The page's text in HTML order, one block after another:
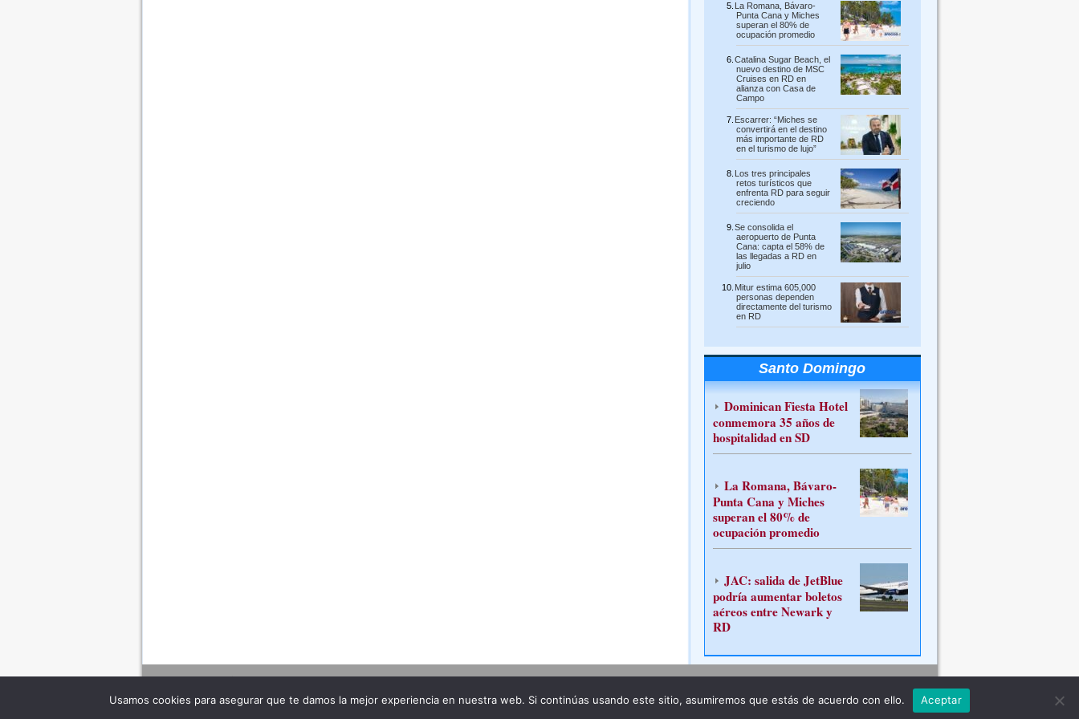
La Romana, Bávaro-
Punta Cana y Miches
superan el 80% de
ocupación promedio
Catalina Sugar Beach, el
nuevo destino de MSC
Cruises en RD en
alianza con Casa de
Campo
Escarrer: “Miches se
convertirá en el destino
más importante de RD
en el turismo de lujo”
Los tres principales
retos turísticos que
enfrenta RD para seguir
creciendo
Se consolida el
aeropuerto de Punta
Cana: capta el 58% de
las llegadas a RD en
julio
Mitur estima 605,000
personas dependen
directamente del turismo
en RD
Santo Domingo
Dominican Fiesta Hotel
conmemora 35 años de
hospitalidad en SD
La Romana, Bávaro-
Punta Cana y Miches
superan el 80% de
ocupación promedio
JAC: salida de JetBlue
podría aumentar boletos
aéreos entre Newark y
RD
Usamos cookies para asegurar que te damos la mejor experiencia en nuestra web. Si continúas usando este sitio, asumiremos que estás de acuerdo con ello. Aceptar